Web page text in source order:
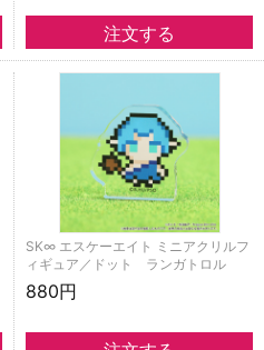
SK∞ エスケーエイト ミニアクリルフ
ィギュア／ドット ランガトロル
880円